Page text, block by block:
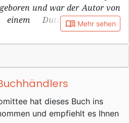
und war der Autor von
Dutzend Büchern,
“The Pursuit of Holiness”,
als eine Million mal verkauft
“Holiness Day by Day” hat
Christian Book Award
“The Discipline of Grace”
ähnlichen Award. Bridges
Ingenieur-Abschluss an der
bevor er als Offizier
book_open Mehr sehen
hat dieses Buch ins
und empfiehlt es Ihnen